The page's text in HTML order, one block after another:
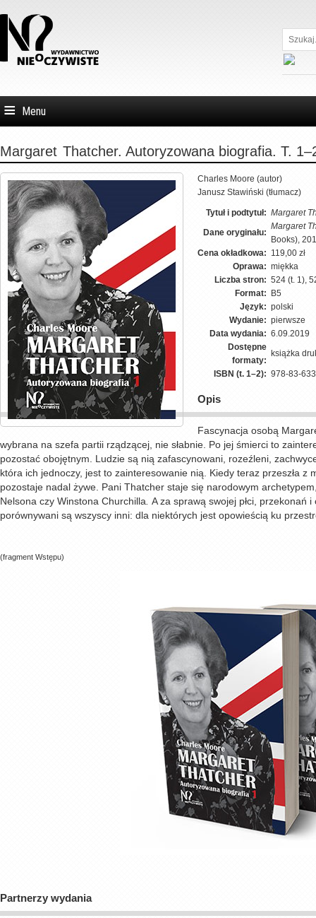
Szukaj...
Menu
Margaret Thatcher. Autoryzowana biografia. T.
Charles Moore (autor)
Janusz Stawiński (tłumacz)
Tytuł i podtytuł: Margaret
Dane oryginału:
Margaret
Books),
Cena okładkowa: 119,00 zł
Oprawa: miękka
Liczba stron: 524 (t. 1),
Format: B5
Język: polski
Wydanie: pierwsze
Data wydania: 6.09.2019
Dostępne
formaty:
książka
ISBN (t. 1–2): 978-83-
Opis
Fascynacja osobą
wybrana na szefa partii rządzącej, nie słabnie. Po jej śmierci to
pozostać obojętnym. Ludzie są nią zafascynowani, rozeźleni,
która ich jednoczy, jest to zainteresowanie nią. Kiedy teraz przeszła
pozostaje nadal żywe. Pani Thatcher staje się narodowym
Nelsona czy Winstona Churchilla A za sprawą swojej płci, przekonań
porównywani są wszyscy inni: dla niektórych jest opowieścią ku
(fragment Wstępu)
Partnerzy wydania